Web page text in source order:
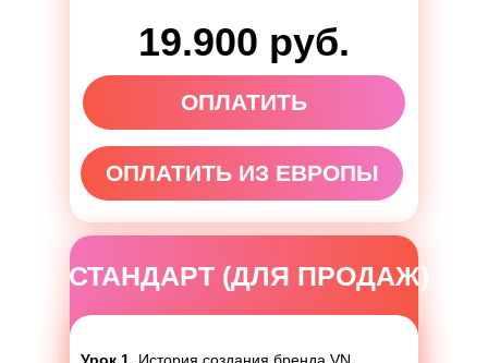
19.900 руб.
ОПЛАТИТЬ
СТАНДАРТ (ДЛЯ ПРОДАЖ)
ОПЛАТИТЬ ИЗ ЕВРОПЫ